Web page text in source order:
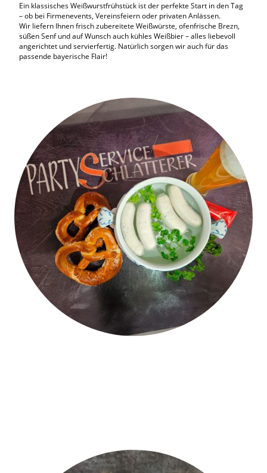
Ein klassisches Weißwurstfrühstück ist der perfekte Start in den Tag
– ob bei Firmenevents, Vereinsfeiern oder privaten Anlässen.
Wir liefern Ihnen frisch zubereitete Weißwürste, ofenfrische Brezn,
süßen Senf und auf Wunsch auch kühles Weißbier – alles liebevoll
angerichtet und servierfertig. Natürlich sorgen wir auch für das
passende bayerische Flair!